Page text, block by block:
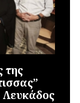
της
Λευκάδος